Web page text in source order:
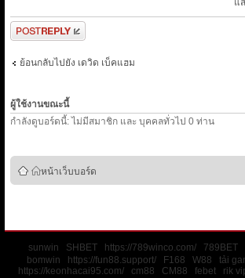
แ
ตอบกระทู้
ย้อนกลับไปยัง เดวิด เบ็คแฮม
ผู้ใช้งานขณะนี้
กำลังดูบอร์ดนี้: ไม่มีสมาชิก และ บุคคลทั่วไป 0 ท่าน
หน้าเว็บบอร์ด
sunwin SHBET https://789winco.com/ 789BET
bomwin
https://fun88.support/ F168 W88 tải
https://keonhacai95.com/
cm88 CM88 febet rik